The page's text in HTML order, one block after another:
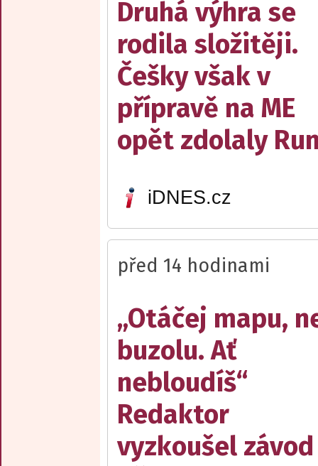
Druhá výhra se
rodila složitěji.
Češky však v
přípravě na ME
opět zdolaly
iDNES.cz
před 14 hodinami
„Otáčej mapu,
buzolu. Ať
nebloudíš“
Redaktor
vyzkoušel